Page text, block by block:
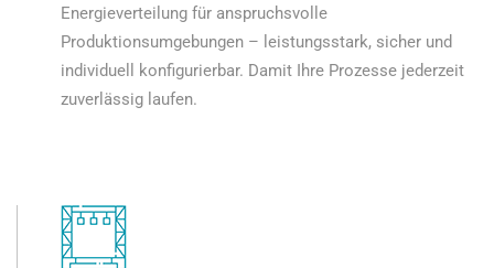
Energieverteilung für anspruchsvolle
Produktionsumgebungen – leistungsstark, sicher und
individuell konfigurierbar. Damit Ihre Prozesse jederzeit
zuverlässig laufen.